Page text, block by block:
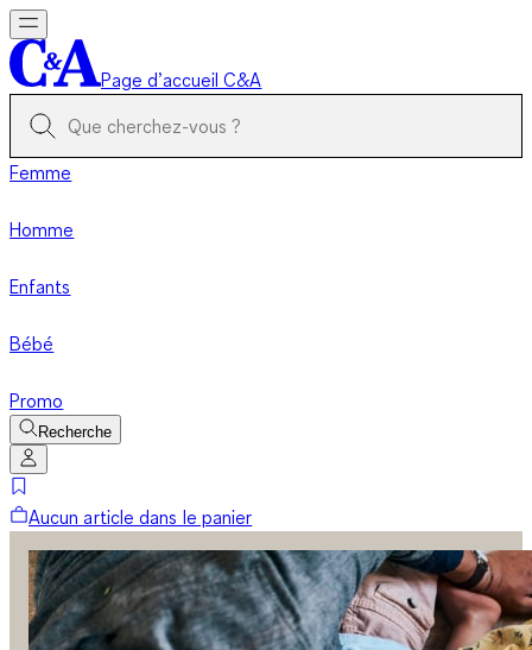
Page d’accueil C&A
Femme
Homme
Enfants
Bébé
Promo
Recherche
Aucun article dans le panier